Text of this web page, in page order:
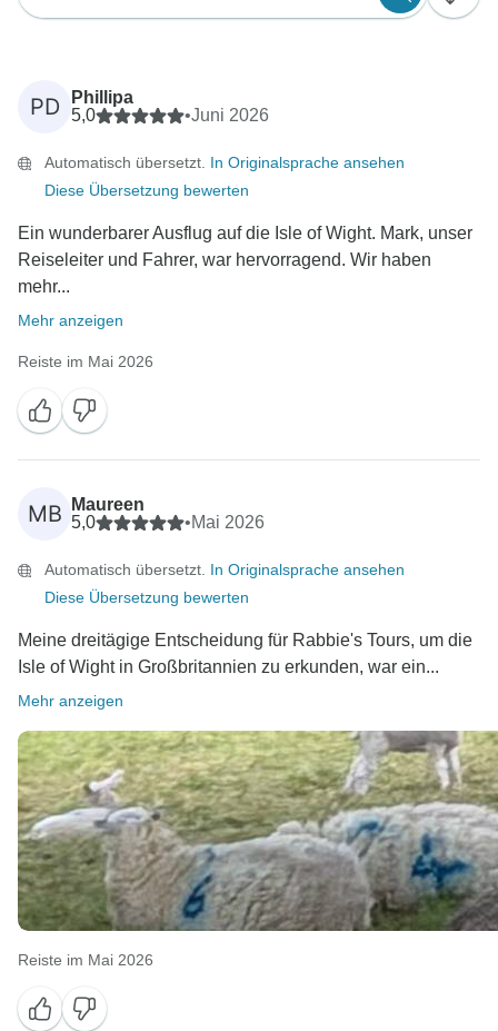
PD
Phillipa
5,0
•Juni 2026
Automatisch übersetzt. In Originalsprache ansehen
Diese Übersetzung bewerten
Ein wunderbarer Ausflug auf die Isle of Wight. Mark, unser
Reiseleiter und Fahrer, war hervorragend. Wir haben
mehr...
Mehr anzeigen
Reiste im Mai 2026
MB
Maureen
5,0
•Mai 2026
Automatisch übersetzt. In Originalsprache ansehen
Diese Übersetzung bewerten
Meine dreitägige Entscheidung für Rabbie's Tours, um die
Isle of Wight in Großbritannien zu erkunden, war ein...
Mehr anzeigen
Reiste im Mai 2026